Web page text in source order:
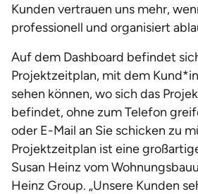
Kunden vertrauen uns mehr,
professionell und organisiert
Auf dem Dashboard befindet
Projektzeitplan, mit dem
sehen können, wo sich das
befindet, ohne zum Telefon
oder E-Mail an Sie schicken zu
Projektzeitplan ist eine
Susan Heinz vom
Heinz Group. „Unsere Kunden